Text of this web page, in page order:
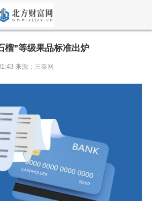
榴”等级果品标准出炉
来源：三秦网